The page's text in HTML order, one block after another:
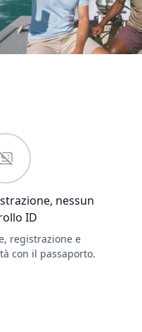
nessun
ID
registrazione e
con il passaporto.